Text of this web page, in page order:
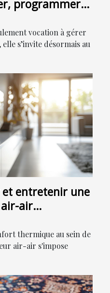
programmer
vocation à gérer
s’invite désormais au
entretenir une
air
thermique au sein de
air-air s'impose